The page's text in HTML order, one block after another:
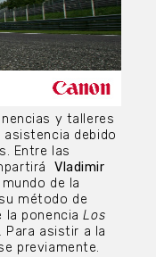
y talleres
debido
Entre las
Vladimir
de la
método de
la ponenciaLos
Para asistir a la
previamente.